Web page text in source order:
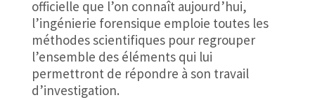
officielle que l’on connaît aujourd’hui,
l’ingénierie forensique emploie toutes les
méthodes scientifiques pour regrouper
l’ensemble des éléments qui lui
permettront de répondre à son travail
d’investigation.